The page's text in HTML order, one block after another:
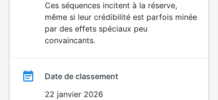
Ces séquences incitent à la réserve,
même si leur crédibilité est parfois minée
par des effets spéciaux peu
convaincants.
Date de classement
22 janvier 2026